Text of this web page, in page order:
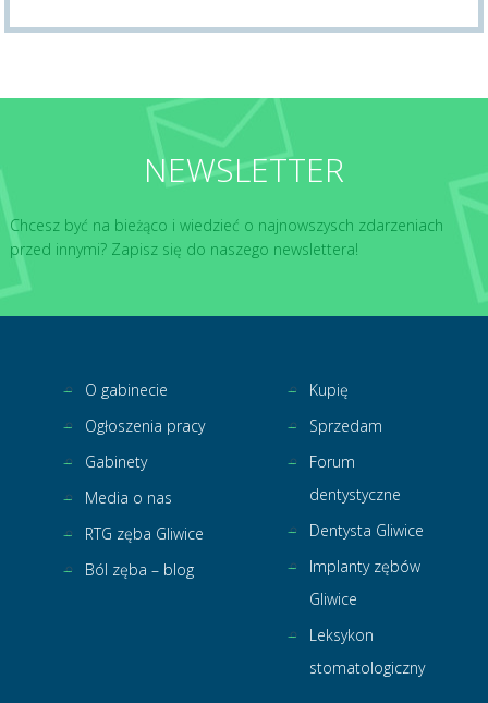
NEWSLETTER
Chcesz być na bieżąco i wiedzieć o najnowszysch zdarzeniach
przed innymi? Zapisz się do naszego newslettera!
O gabinecie
Ogłoszenia pracy
Gabinety
Media o nas
RTG zęba Gliwice
Ból zęba – blog
Kupię
Sprzedam
Forum
dentystyczne
Dentysta Gliwice
Implanty zębów
Gliwice
Leksykon
stomatologiczny